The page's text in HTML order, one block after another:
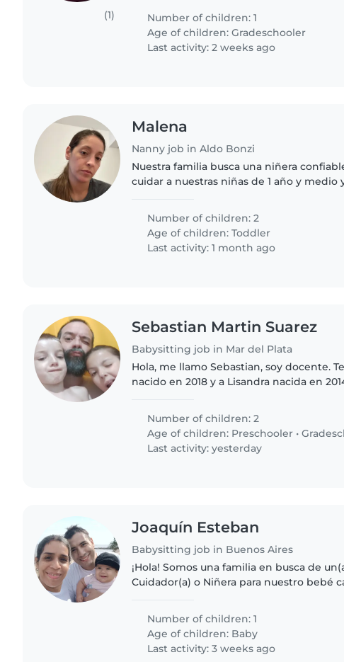
(1)
ocasiones que yo..
Number of children: 1
Age of children:Gradeschooler
Last activity: 2 weeks ago
Malena
Nanny job in Aldo Bonzi
Nuestra familia busca una niñera
cuidar a nuestras niñas de 1 año y medio
cuidado de niños..
Number of children: 2
Age of children:Toddler
Last activity: 1 month ago
Sebastian Martin Suarez
Babysitting job in Mar del Plata
Hola, me llamo Sebastian, soy docente.
nacido en 2018 y a Lisandra nacida en
los que necesito..
Number of children: 2
Age of children: Preschooler •
Last activity: yesterday
Joaquín Esteban
Babysitting job in Buenos Aires
¡Hola! Somos una familia en busca de
Cuidador(a) o Niñera para nuestro bebé
cómodo(a) con mascotas,..
Number of children: 1
Age of children: Baby
Last activity: 3 weeks ago